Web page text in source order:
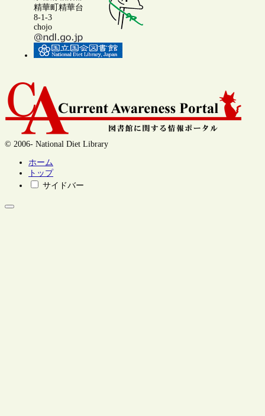
精華町精華台
8-1-3
chojo
© 2006- National Diet Library
ホーム
トップ
サイドバー